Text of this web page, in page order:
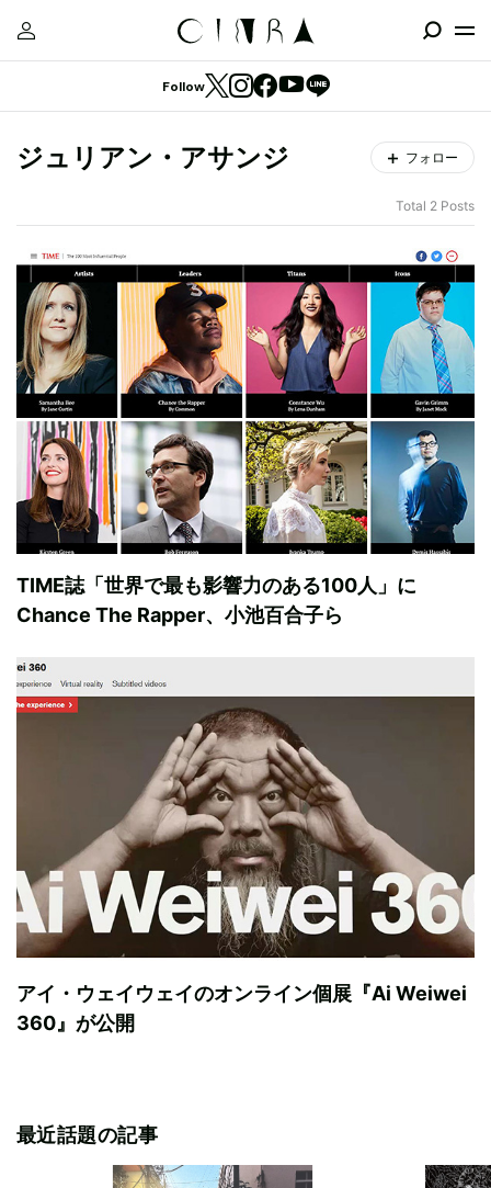
Follow
ジュリアン・アサンジ フォロー
Total 2 Posts
TIME誌「世界で最も影響力のある100人」に
Chance The Rapper、小池百合子ら
アイ・ウェイウェイのオンライン個展『Ai Weiwei
360』が公開
最近話題の記事